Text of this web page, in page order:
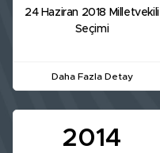
24 Haziran 2018 Milletvekili
Seçimi
Daha Fazla Detay
2014